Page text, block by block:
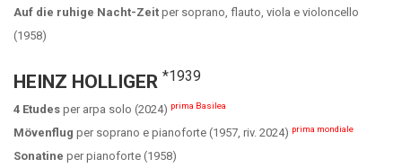
Auf die ruhige Nacht-Zeit per soprano, flauto, viola e violoncello
(1958)
HEINZ HOLLIGER *1939
4 Etudes per arpa solo (2024) prima Basilea
Mövenflug per soprano e pianoforte (1957, riv. 2024) prima mondiale
Sonatine per pianoforte (1958)